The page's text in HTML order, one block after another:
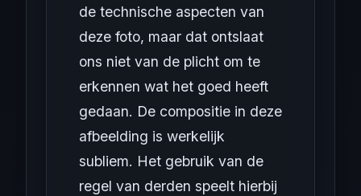
de technische aspecten van
deze foto, maar dat ontslaat
ons niet van de plicht om te
erkennen wat het goed heeft
gedaan. De compositie in deze
afbeelding is werkelijk
subliem. Het gebruik van de
regel van derden speelt hierbij